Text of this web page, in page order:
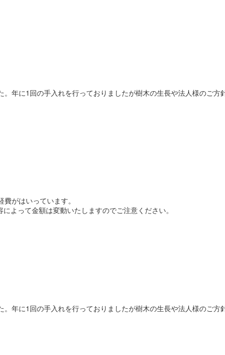
年に1回の手入れを行っておりましたが樹木の生長や法人様のご方
がはいっています。
よって金額は変動いたしますのでご注意ください。
年に1回の手入れを行っておりましたが樹木の生長や法人様のご方